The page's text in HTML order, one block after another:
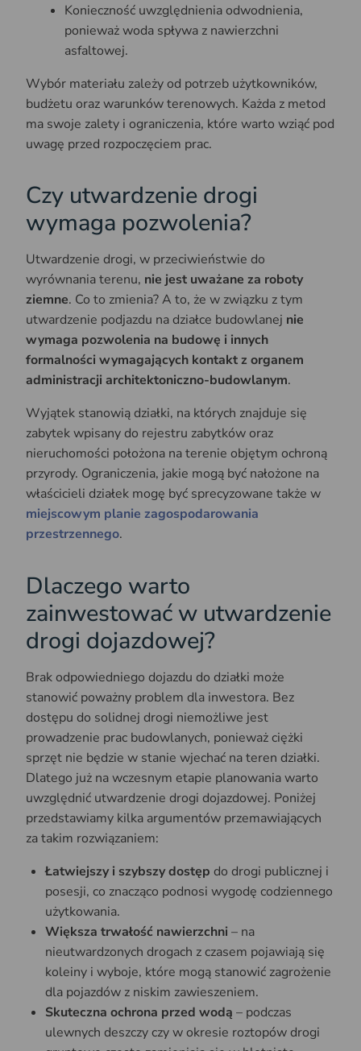
Konieczność uwzględnienia odwodnienia,
ponieważ woda spływa z nawierzchni
asfaltowej.
Wybór materiału zależy od potrzeb użytkowników,
budżetu oraz warunków terenowych. Każda z metod
ma swoje zalety i ograniczenia, które warto wziąć pod
uwagę przed rozpoczęciem prac.
Czy utwardzenie drogi
wymaga pozwolenia?
Utwardzenie drogi, w przeciwieństwie do
wyrównania terenu, nie jest uważane za roboty
ziemne. Co to zmienia? A to, że w związku z tym
utwardzenie podjazdu na działce budowlanej nie
wymaga pozwolenia na budowę i innych
formalności wymagających kontakt z organem
administracji architektoniczno-budowlanym.
Wyjątek stanowią działki, na których znajduje się
zabytek wpisany do rejestru zabytków oraz
nieruchomości położona na terenie objętym ochroną
przyrody. Ograniczenia, jakie mogą być nałożone na
właścicieli działek mogę być sprecyzowane także w
miejscowym planie zagospodarowania
przestrzennego.
Dlaczego warto
zainwestować w utwardzenie
drogi dojazdowej?
Brak odpowiedniego dojazdu do działki może
stanowić poważny problem dla inwestora. Bez
dostępu do solidnej drogi niemożliwe jest
prowadzenie prac budowlanych, ponieważ ciężki
sprzęt nie będzie w stanie wjechać na teren działki.
Dlatego już na wczesnym etapie planowania warto
uwzględnić utwardzenie drogi dojazdowej. Poniżej
przedstawiamy kilka argumentów przemawiających
za takim rozwiązaniem:
Łatwiejszy i szybszy dostęp do drogi publicznej i
posesji, co znacząco podnosi wygodę codziennego
użytkowania.
Większa trwałość nawierzchni – na
nieutwardzonych drogach z czasem pojawiają się
koleiny i wyboje, które mogą stanowić zagrożenie
dla pojazdów z niskim zawieszeniem.
Skuteczna ochrona przed wodą – podczas
ulewnych deszczy czy w okresie roztopów drogi